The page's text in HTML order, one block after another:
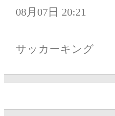
08月07日 20:21
サッカーキング